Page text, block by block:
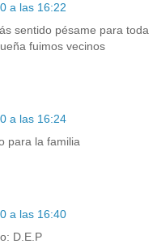
a las 16:22
sentido pésame para toda
fuimos vecinos
a las 16:24
para la familia
a las 16:40
D.E.P